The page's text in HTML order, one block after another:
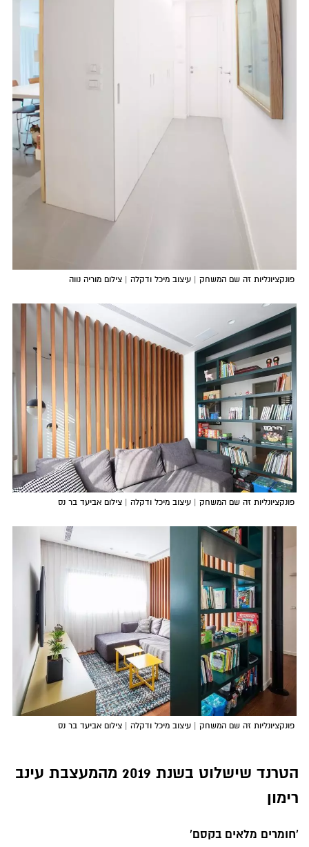
פונקציונליות זה שם המשחק | עיצוב מיכל ודקלה | צילום מוריה נווה
פונקציונליות זה שם המשחק | עיצוב מיכל ודקלה | צילום אביעד בר נס
פונקציונליות זה שם המשחק | עיצוב מיכל ודקלה | צילום אביעד בר נס
הטרנד שישלוט בשנת 2019 מהמעצבת עינב
רימון
'חומרים מלאים בקסם'